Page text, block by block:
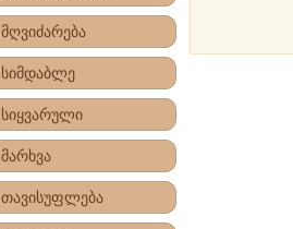
მღვიძარება
სიმდაბლე
სიყვარული
მარხვა
თავისუფლება